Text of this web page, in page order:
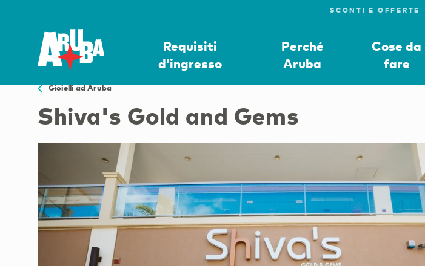
SCONTI E OFFERTE
Requisiti
d’ingresso
Perché
Aruba
Cose da
fare
Gioielli ad Aruba
Shiva's Gold and Gems